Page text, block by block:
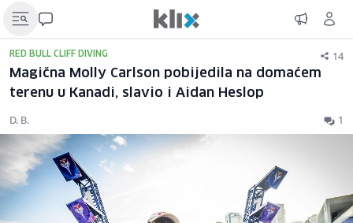
RED BULL CLIFF DIVING 14
Magična Molly Carlson pobijedila na domaćem
terenu u Kanadi, slavio i Aidan Heslop
D. B. 1